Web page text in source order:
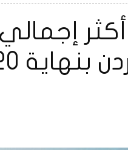
وأكثر
بنهاية 2020